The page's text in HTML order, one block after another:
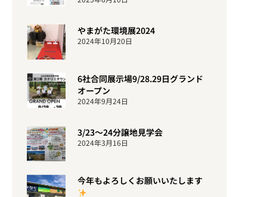
やまがた環境展2024
2024年10月20日
6社合同展示場9/28.29日グランド
オープン
2024年9月24日
3/23〜24分譲地見学会
2024年3月16日
今年もよろしくお願いいたします